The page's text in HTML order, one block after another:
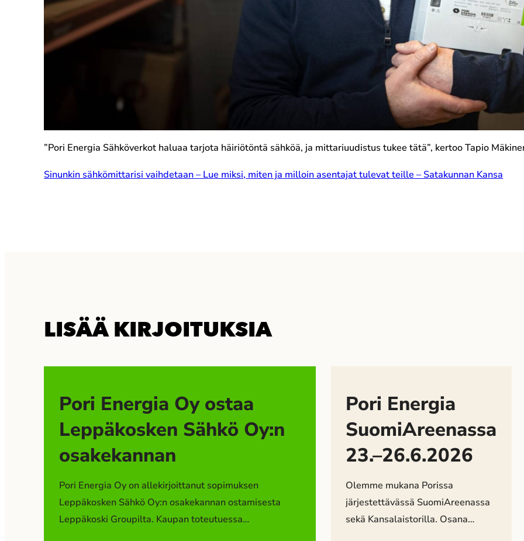
”Pori Energia Sähköverkot haluaa tarjota häiriötöntä sähköä, ja mittariuudistus tukee tätä”, kertoo Tapio
Sinunkin sähkömittarisi vaihdetaan – Lue miksi, miten ja milloin asentajat tulevat teille – Satakunnan Kansa
LISÄÄ KIRJOITUKSIA
Pori Energia Oy ostaa
Leppäkosken Sähkö Oy:n
osakekannan
Pori Energia Oy on allekirjoittanut sopimuksen
Leppäkosken Sähkö Oy:n osakekannan ostamisesta
Leppäkoski Groupilta. Kaupan toteutuessa
Pori Energia
SuomiAreenassa
23.–26.6.2026
Olemme mukana Porissa
järjestettävässä SuomiAreenassa
sekä Kansalaistorilla. Osana